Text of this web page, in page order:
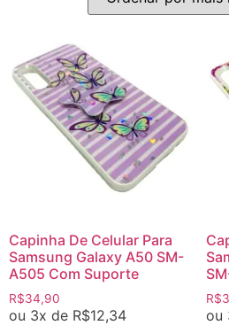
Capinha De Celular Para
Samsung Galaxy A50 SM-
A505 Com Suporte
R$34,90
ou 3x de R$12,34
R$
ou